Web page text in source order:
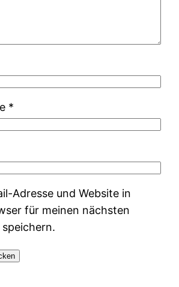
*
Adresse und Website in
für meinen nächsten